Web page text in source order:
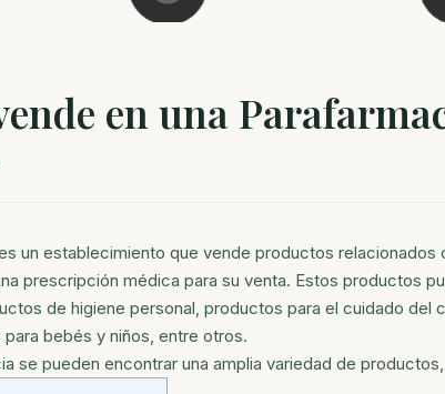
en una
un establecimiento que vende productos relacionados
prescripción médica para su venta. Estos productos
de higiene personal, productos para el cuidado del
bebés y niños, entre otros.
se pueden encontrar una amplia variedad de